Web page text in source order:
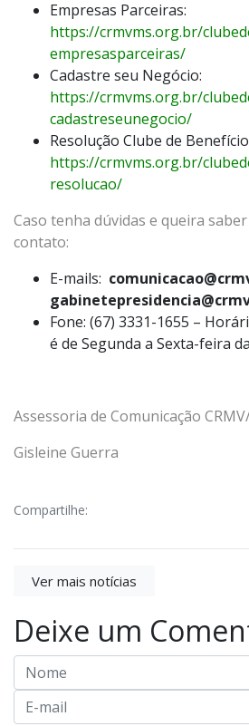
Empresas Parceiras:
https://crmvms.org.br/
empresasparceiras/
Cadastre seu Negócio:
https://crmvms.org.br/
cadastreseunegocio/
Resolução Clube de
https://crmvms.org.br/
resolucao/
Caso tenha dúvidas e queira
contato:
E-mails:
Fone: (67) 3331-1655 –
é de Segunda a Sexta-feira
Assessoria de Comunicação
Gisleine Guerra
Compartilhe:
Ver mais notícias
Deixe um